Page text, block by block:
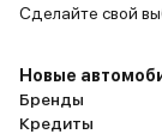
Сделайте свой
Новые
Бренды
Кредиты